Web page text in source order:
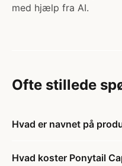
med hjælp fra AI.
Ofte stillede
Hvad er navnet på
Hvad koster Ponytail